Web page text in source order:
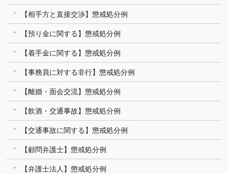
【相手方と直接交渉】懲戒処分例
【預り金に関する】懲戒処分例
【着手金に関する】懲戒処分例
【事務員に対する非行】懲戒処分例
【離婚・面会交流】懲戒処分例
【飲酒・交通事故】懲戒処分例
【交通事故に関する】懲戒処分例
【顧問弁護士】懲戒処分例
【弁護士法人】懲戒処分例